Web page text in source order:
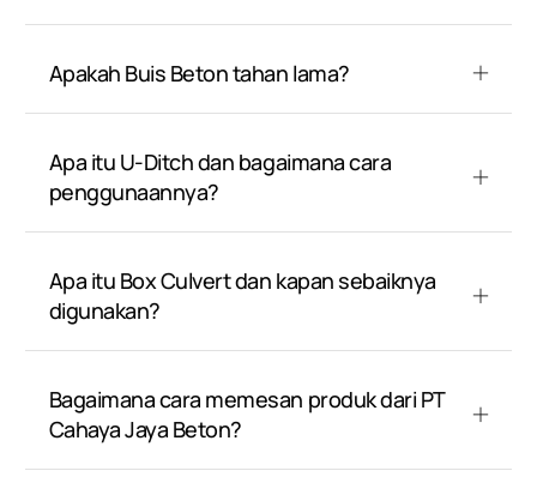
Apakah Buis Beton tahan lama?
Apa itu U-Ditch dan bagaimana cara
penggunaannya?
Apa itu Box Culvert dan kapan sebaiknya
digunakan?
Bagaimana cara memesan produk dari PT
Cahaya Jaya Beton?